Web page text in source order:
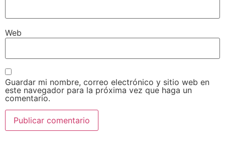
Web
Guardar mi nombre, correo electrónico y sitio web en
este navegador para la próxima vez que haga un
comentario.